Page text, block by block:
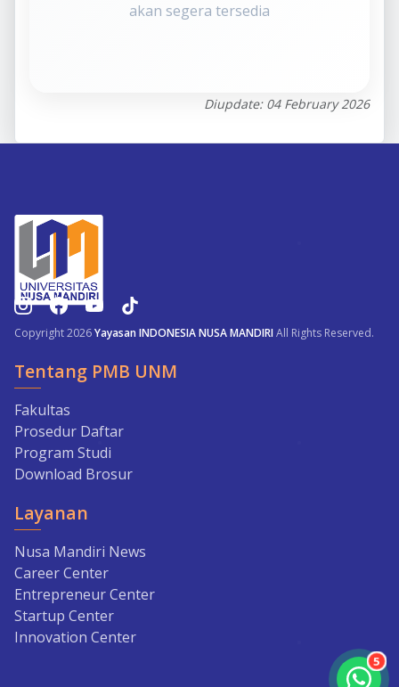
akan segera tersedia
Diupdate: 04 February 2026
Copyright 2026Yayasan INDONESIA NUSA MANDIRIAll Rights Reserved.
Tentang PMB UNM
Fakultas
Prosedur Daftar
Program Studi
Download Brosur
Layanan
Nusa Mandiri News
Career Center
Entrepreneur Center
Startup Center
Innovation Center
5